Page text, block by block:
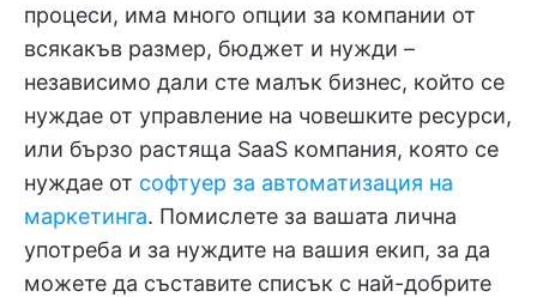
процеси, има много опции за компании от
всякакъв размер, бюджет и нужди –
независимо дали сте малък бизнес, който се
нуждае от управление на човешките ресурси,
или бързо растяща SaaS компания, която се
нуждае от софтуер за автоматизация на
маркетинга. Помислете за вашата лична
употреба и за нуждите на вашия екип, за да
можете да съставите списък с най-добрите